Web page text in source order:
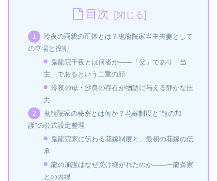
目次
玲夜の両親の正体とは？鬼龍院家当主夫妻として
の立場と役割
鬼龍院千夜とは何者か――「父」であり「当
主」であるという二重の顔
玲夜の母・沙良の存在が物語に与える静かな圧
力
鬼龍院家の秘密とは何か？花嫁制度と“龍の加
護”の公式設定整理
鬼龍院家に伝わる花嫁制度と、最初の花嫁の伝
承
龍の加護はなぜ受け継がれたのか――一龍斎家
との因縁